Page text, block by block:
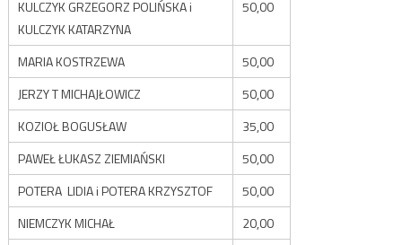
KULCZYK GRZEGORZ POLIŃSKA i
KULCZYK KATARZYNA
50,00
MARIA KOSTRZEWA
50,00
JERZY T MICHAJŁOWICZ
50,00
KOZIOŁ BOGUSŁAW
35,00
PAWEŁ ŁUKASZ ZIEMIAŃSKI
50,00
POTERA LIDIA i POTERA KRZYSZTOF
50,00
NIEMCZYK MICHAŁ
20,00